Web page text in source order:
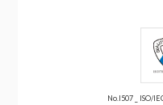
No.I507 _ ISO/